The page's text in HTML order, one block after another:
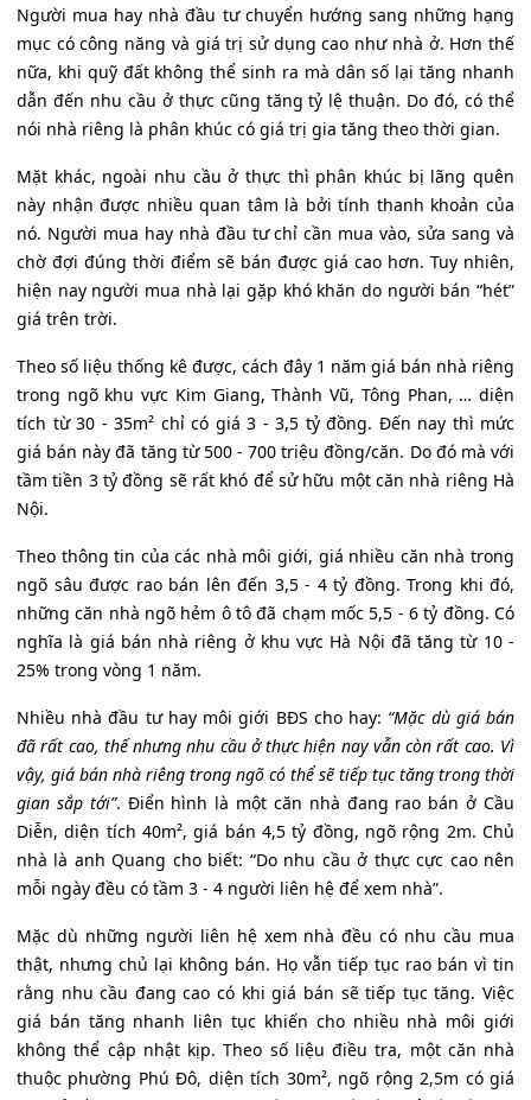
Người mua hay nhà đầu tư chuyển hướng sang những hạng
mục có công năng và giá trị sử dụng cao như nhà ở. Hơn thế
nữa, khi quỹ đất không thể sinh ra mà dân số lại tăng nhanh
dẫn đến nhu cầu ở thực cũng tăng tỷ lệ thuận. Do đó, có thể
nói nhà riêng là phân khúc có giá trị gia tăng theo thời gian.
Mặt khác, ngoài nhu cầu ở thực thì phân khúc bị lãng quên
này nhận được nhiều quan tâm là bởi tính thanh khoản của
nó. Người mua hay nhà đầu tư chỉ cần mua vào, sửa sang và
chờ đợi đúng thời điểm sẽ bán được giá cao hơn. Tuy nhiên,
hiện nay người mua nhà lại gặp khó khăn do người bán “hét”
giá trên trời.
Theo số liệu thống kê được, cách đây 1 năm giá bán nhà riêng
trong ngõ khu vực Kim Giang, Thành Vũ, Tông Phan, … diện
tích từ 30 - 35m² chỉ có giá 3 - 3,5 tỷ đồng. Đến nay thì mức
giá bán này đã tăng từ 500 - 700 triệu đồng/căn. Do đó mà với
tầm tiền 3 tỷ đồng sẽ rất khó để sử hữu một căn nhà riêng Hà
Nội.
Theo thông tin của các nhà môi giới, giá nhiều căn nhà trong
ngõ sâu được rao bán lên đến 3,5 - 4 tỷ đồng. Trong khi đó,
những căn nhà ngõ hẻm ô tô đã chạm mốc 5,5 - 6 tỷ đồng. Có
nghĩa là giá bán nhà riêng ở khu vực Hà Nội đã tăng từ 10 -
25% trong vòng 1 năm.
Nhiều nhà đầu tư hay môi giới BĐS cho hay: “Mặc dù giá bán
đã rất cao, thế nhưng nhu cầu ở thực hiện nay vẫn còn rất cao. Vì
vậy, giá bán nhà riêng trong ngõ có thể sẽ tiếp tục tăng trong thời
gian sắp tới”. Điển hình là một căn nhà đang rao bán ở Cầu
Diễn, diện tích 40m², giá bán 4,5 tỷ đồng, ngõ rộng 2m. Chủ
nhà là anh Quang cho biết: “Do nhu cầu ở thực cực cao nên
mỗi ngày đều có tầm 3 - 4 người liên hệ để xem nhà”.
Mặc dù những người liên hệ xem nhà đều có nhu cầu mua
thật, nhưng chủ lại không bán. Họ vẫn tiếp tục rao bán vì tin
rằng nhu cầu đang cao có khi giá bán sẽ tiếp tục tăng. Việc
giá bán tăng nhanh liên tục khiến cho nhiều nhà môi giới
không thể cập nhật kịp. Theo số liệu điều tra, một căn nhà
thuộc phường Phú Đô, diện tích 30m², ngõ rộng 2,5m có giá